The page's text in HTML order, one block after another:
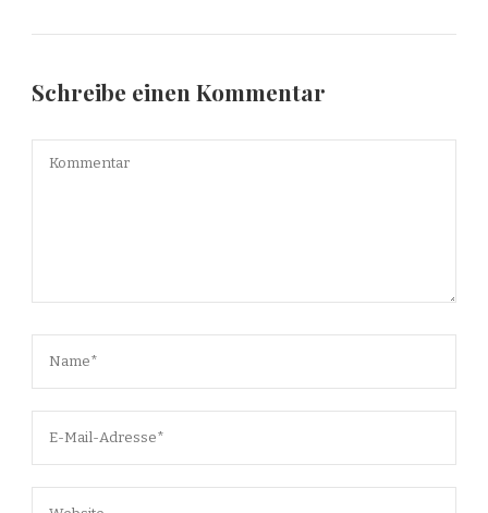
Schreibe einen Kommentar